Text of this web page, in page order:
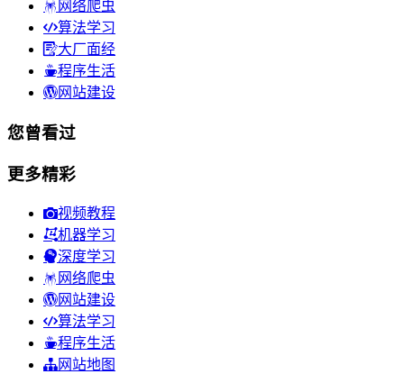
网络爬虫
算法学习
大厂面经
程序生活
网站建设
您曾看过
更多精彩
视频教程
机器学习
深度学习
网络爬虫
网站建设
算法学习
程序生活
网站地图